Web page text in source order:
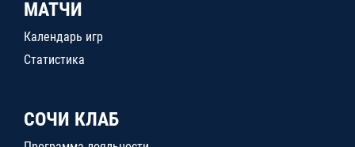
МАТЧИ
Календарь игр
Статистика
СОЧИ КЛАБ